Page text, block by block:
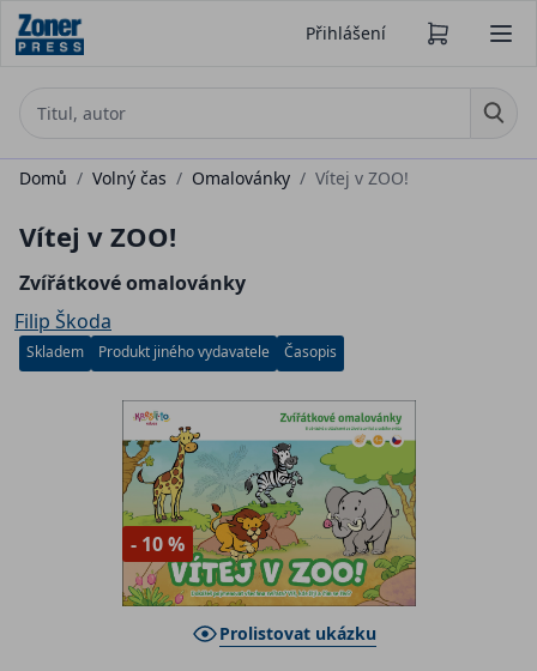
Přihlášení
Domů / Volný čas / Omalovánky / Vítej v ZOO!
Vítej v ZOO!
Zvířátkové omalovánky
Filip Škoda
Skladem Produkt jiného vydavatele Časopis
- 10 %
Prolistovat ukázku